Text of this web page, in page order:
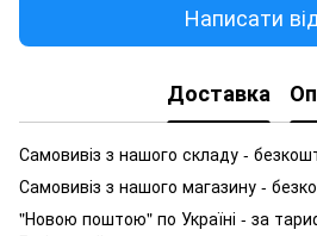
Написати
Доставка
Самовивіз з нашого складу -
Самовивіз з нашого магазину -
"Новою поштою" по Україні - за